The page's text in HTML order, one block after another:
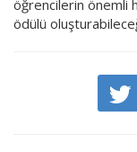
öğrencilerin önemli
ödülü